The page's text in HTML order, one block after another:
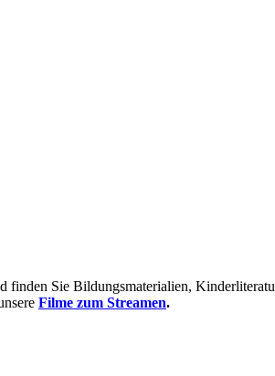
finden Sie Bildungsmaterialien,
Filme zum Streamen.